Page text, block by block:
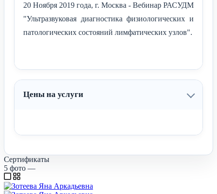
20 Ноября 2019 года, г. Москва - Вебинар РАСУДМ
"Ультразвуковая диагностика физиологических и
патологических состояний лимфатических узлов".
Цены на услуги
Сертификаты
5 фото —